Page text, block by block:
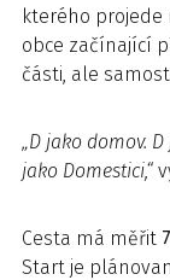
kterého projede
obce začínající
části, ale
„D jako domov.
jako Domestici,“
Cesta má měřit
Start je